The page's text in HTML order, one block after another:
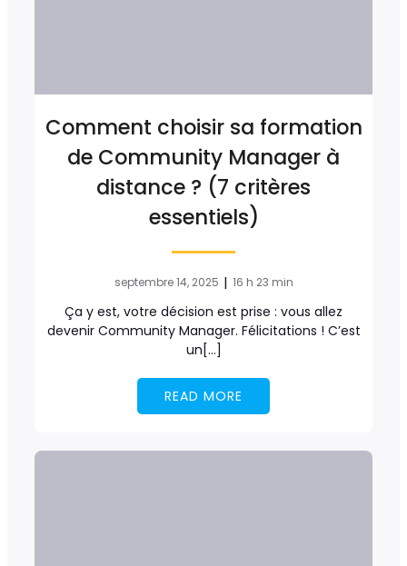
Comment choisir sa formation
de Community Manager à
distance ? (7 critères
essentiels)
septembre 14, 2025 | 16 h 23 min
Ça y est, votre décision est prise : vous allez
devenir Community Manager. Félicitations ! C’est
un[…]
READ MORE